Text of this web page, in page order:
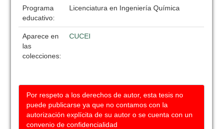
Programa
educativo:
Licenciatura en Ingeniería Química
Aparece en
las
colecciones:
CUCEI
Por respeto a los derechos de autor, esta tesis no
puede publicarse ya que no contamos con la
autorización explícita de su autor o se cuenta con un
convenio de confidencialidad